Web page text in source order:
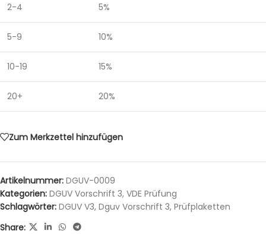
2-4 5%
5-9 10%
10-19 15%
20+ 20%
Zum Merkzettel hinzufügen
Artikelnummer: DGUV-0009
Kategorien: DGUV Vorschrift 3, VDE Prüfung
Schlagwörter: DGUV V3, Dguv Vorschrift 3, Prüfplaketten
Share: